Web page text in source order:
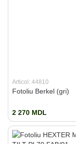
Articol: 44810
Fotoliu Berkel (gri)
2 270 MDL